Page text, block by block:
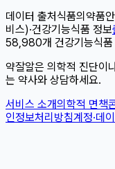
데이터 출처 식품의약품
비스)·건강기능식품 정보
58,980개 건강기능식
약잘알은 의학적 진단이
는 약사와 상담하세요.
서비스 소개의학적 면책
인정보처리방침계정·데